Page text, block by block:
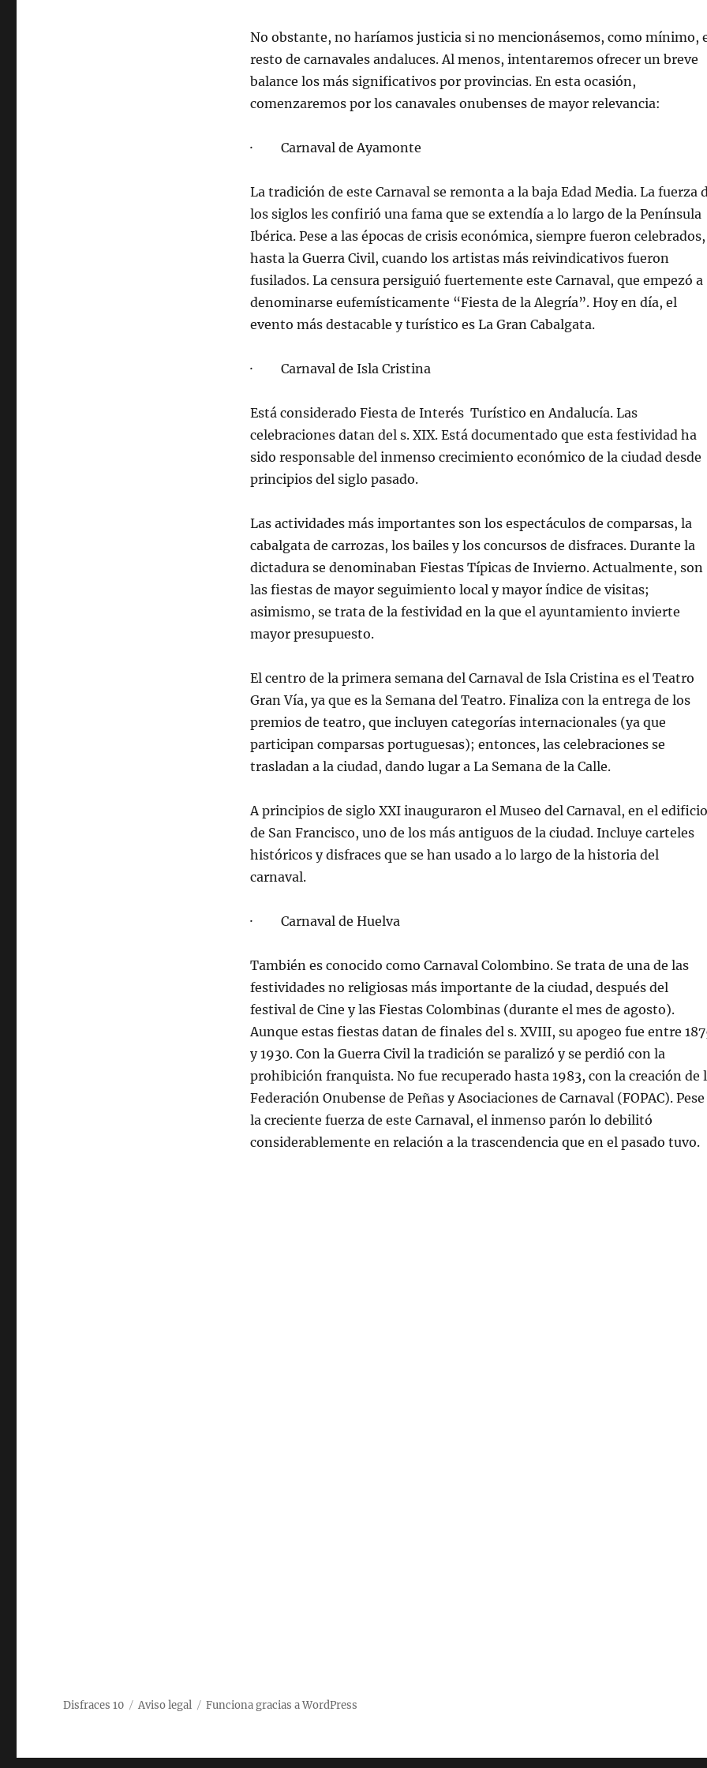
No obstante, no haríamos justicia si no mencionásemos, como mínimo,
resto de carnavales andaluces. Al menos, intentaremos ofrecer un breve
balance los más significativos por provincias. En esta ocasión,
comenzaremos por los canavales onubenses de mayor relevancia:
· Carnaval de Ayamonte
La tradición de este Carnaval se remonta a la baja Edad Media. La fuerza
los siglos les confirió una fama que se extendía a lo largo de la Península
Ibérica. Pese a las épocas de crisis económica, siempre fueron celebrados,
hasta la Guerra Civil, cuando los artistas más reivindicativos fueron
fusilados. La censura persiguió fuertemente este Carnaval, que empezó a
denominarse eufemísticamente “Fiesta de la Alegría”. Hoy en día, el
evento más destacable y turístico es La Gran Cabalgata.
· Carnaval de Isla Cristina
Está considerado Fiesta de Interés Turístico en Andalucía. Las
celebraciones datan del s. XIX. Está documentado que esta festividad ha
sido responsable del inmenso crecimiento económico de la ciudad desde
principios del siglo pasado.
Las actividades más importantes son los espectáculos de comparsas, la
cabalgata de carrozas, los bailes y los concursos de disfraces. Durante la
dictadura se denominaban Fiestas Típicas de Invierno. Actualmente, son
las fiestas de mayor seguimiento local y mayor índice de visitas;
asimismo, se trata de la festividad en la que el ayuntamiento invierte
mayor presupuesto.
El centro de la primera semana del Carnaval de Isla Cristina es el Teatro
Gran Vía, ya que es la Semana del Teatro. Finaliza con la entrega de los
premios de teatro, que incluyen categorías internacionales (ya que
participan comparsas portuguesas); entonces, las celebraciones se
trasladan a la ciudad, dando lugar a La Semana de la Calle.
A principios de siglo XXI inauguraron el Museo del Carnaval, en el edificio
de San Francisco, uno de los más antiguos de la ciudad. Incluye carteles
históricos y disfraces que se han usado a lo largo de la historia del
carnaval.
· Carnaval de Huelva
También es conocido como Carnaval Colombino. Se trata de una de las
festividades no religiosas más importante de la ciudad, después del
festival de Cine y las Fiestas Colombinas (durante el mes de agosto).
Aunque estas fiestas datan de finales del s. XVIII, su apogeo fue entre
y 1930. Con la Guerra Civil la tradición se paralizó y se perdió con la
prohibición franquista. No fue recuperado hasta 1983, con la creación de
Federación Onubense de Peñas y Asociaciones de Carnaval (FOPAC). Pese
la creciente fuerza de este Carnaval, el inmenso parón lo debilitó
considerablemente en relación a la trascendencia que en el pasado tuvo.
Disfraces 10 Aviso legal Funciona gracias a WordPress